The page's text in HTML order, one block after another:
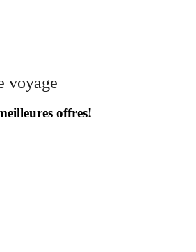
voyage
offres!